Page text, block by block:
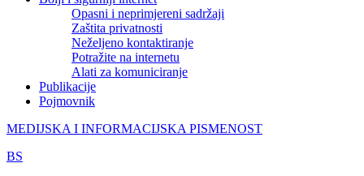
Opasni i neprimjereni sadržaji
Zaštita privatnosti
Neželjeno kontaktiranje
Potražite na internetu
Alati za komuniciranje
Publikacije
Pojmovnik
MEDIJSKA I INFORMACIJSKA PISMENOST
BS